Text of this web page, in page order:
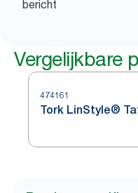
bericht
Vergelijkbare
474161
Tork LinStyle®